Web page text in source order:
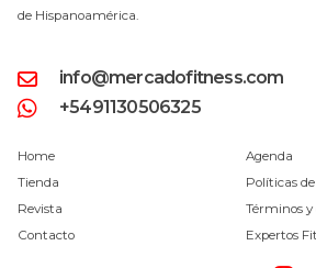
de Hispanoamérica.
info@mercadofitness.com
+5491130506325
Home
Tienda
Revista
Contacto
Agenda
Políticas
Términos y
Expertos